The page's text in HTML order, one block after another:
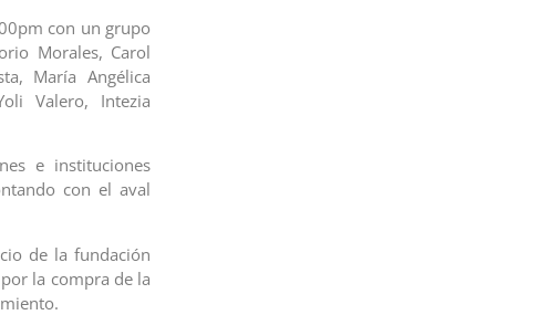
con un grupo
Morales, Carol
María Angélica
Valero, Intezia
e instituciones
con el aval
de la fundación
la compra de la